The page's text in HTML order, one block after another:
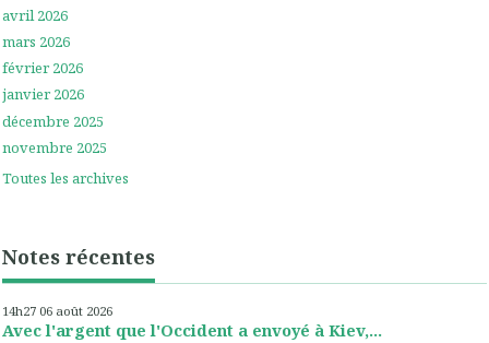
avril 2026
mars 2026
février 2026
janvier 2026
décembre 2025
novembre 2025
Toutes les archives
Notes récentes
14h27 06 août 2026
Avec l'argent que l'Occident a envoyé à Kiev,...